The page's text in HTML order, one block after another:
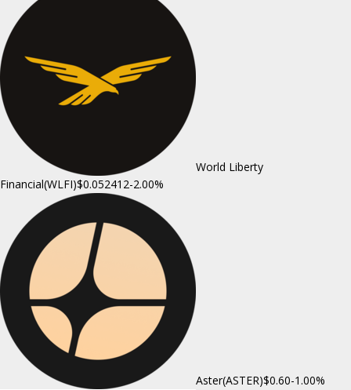
World Liberty
Financial(WLFI)$0.052412-2.00%
Aster(ASTER)$0.60-1.00%